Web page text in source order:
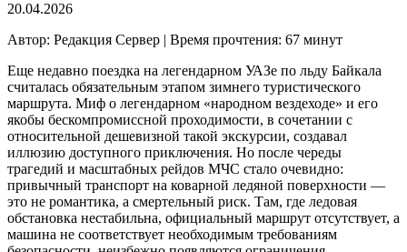
20.04.2026
Автор: Редакция Сервер | Время прочтения: 67 минут
Еще недавно поездка на легендарном УАЗе по льду Байкала
считалась обязательным этапом зимнего туристического
маршрута. Миф о легендарном «народном вездеходе» и его
якобы бескомпромиссной проходимости, в сочетании с
относительной дешевизной такой экскурсии, создавал
иллюзию доступного приключения. Но после череды
трагедий и масштабных рейдов МЧС стало очевидно:
привычный транспорт на коварной ледяной поверхности —
это не романтика, а смертельный риск. Там, где ледовая
обстановка нестабильна, официальный маршрут отсутствует, а
машина не соответствует необходимым требованиям